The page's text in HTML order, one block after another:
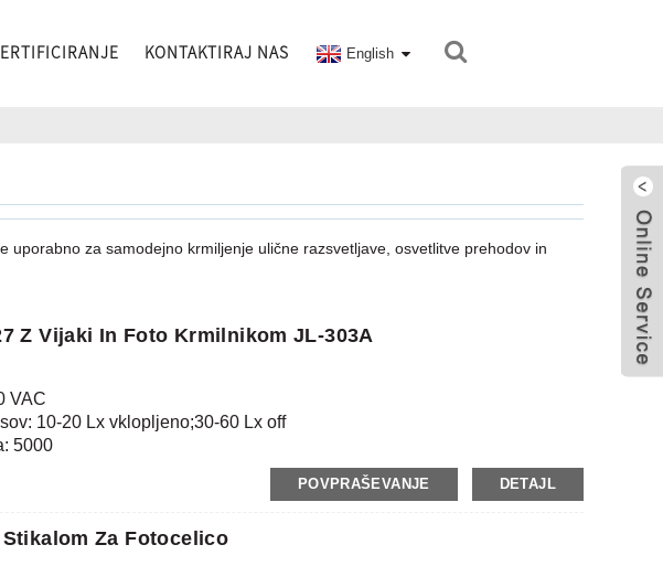
KONTAKTIRAJ NAS English
za samodejno krmiljenje ulične razsvetljave, osvetlitve prehodov in
Z Vijaki In Foto Krmilnikom JL-303A
VAC
10-20 Lx vklopljeno;30-60 Lx off
5000
POVPRAŠEVANJE DETAJL
Za Fotocelico